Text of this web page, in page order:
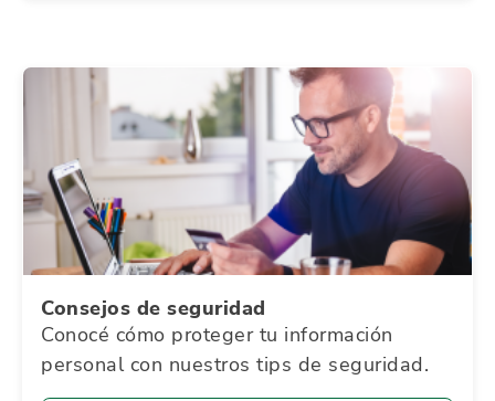
Consejos de seguridad
Conocé cómo proteger tu información
personal con nuestros tips de seguridad.